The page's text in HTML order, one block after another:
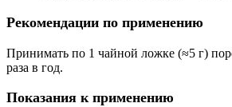
Рекомендации по применению
Принимать по 1 чайной ложке (≈5 г)
раза в год.
Показания к применению